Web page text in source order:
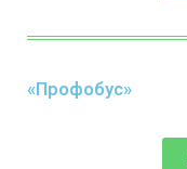
«Профобус»​